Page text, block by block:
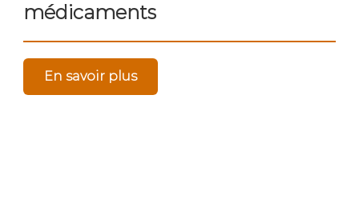
médicaments
En savoir plus